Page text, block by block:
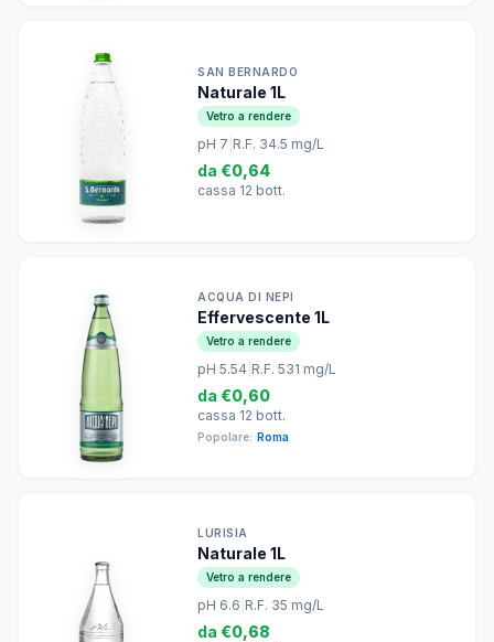
SAN BERNARDO
Naturale 1L
Vetro a rendere
pH 7 R.F. 34.5 mg/L
da €0,64
cassa 12 bott.
ACQUA DI NEPI
Effervescente 1L
Vetro a rendere
pH 5.54 R.F. 531 mg/L
da €0,60
cassa 12 bott.
Popolare: Roma
LURISIA
Naturale 1L
Vetro a rendere
pH 6.6 R.F. 35 mg/L
da €0,68